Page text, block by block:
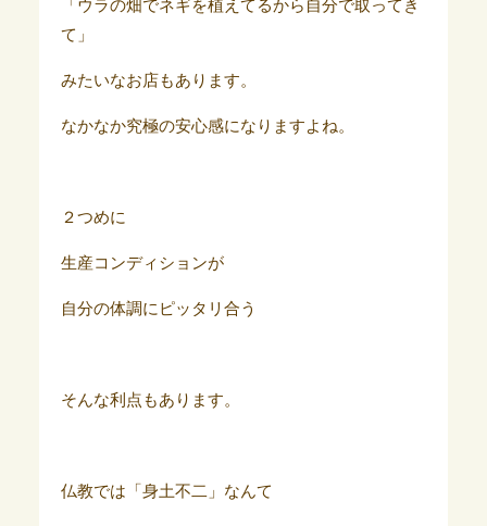
「ウラの畑でネギを植えてるから自分で取ってき
て」
みたいなお店もあります。
なかなか究極の安心感になりますよね。
２つめに
生産コンディションが
自分の体調にピッタリ合う
そんな利点もあります。
仏教では「身土不二」なんて